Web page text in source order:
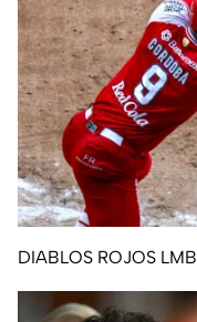
DIABLOS ROJOS LMB